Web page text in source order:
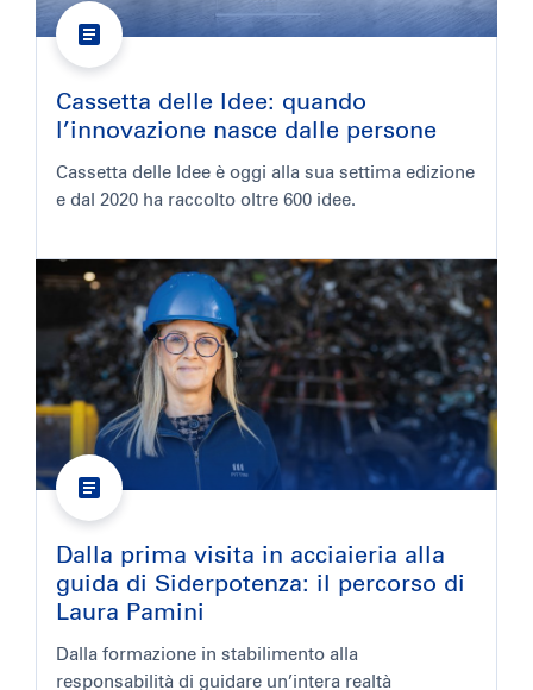
Cassetta delle Idee: quando
l’innovazione nasce dalle persone
Cassetta delle Idee è oggi alla sua settima edizione
e dal 2020 ha raccolto oltre 600 idee.
Dalla prima visita in acciaieria alla
guida di Siderpotenza: il percorso di
Laura Pamini
Dalla formazione in stabilimento alla
responsabilità di guidare un’intera realtà